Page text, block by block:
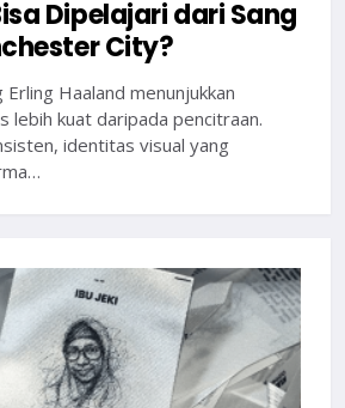
Dipelajari dari Sang
City?
Haaland menunjukkan
lebih kuat daripada pencitraan.
identitas visual yang